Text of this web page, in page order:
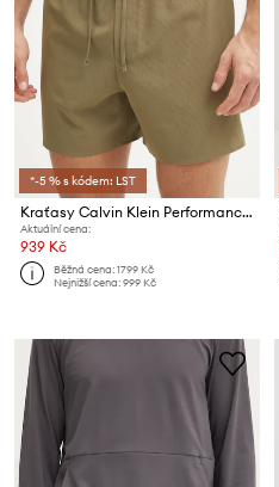
*-5 % s kódem: LST
Kraťasy Calvin Klein Performance
Aktuální cena:
939 Kč
Běžná cena:1799 Kč
Nejnižší cena:999 Kč